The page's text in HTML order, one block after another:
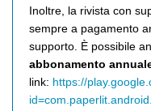
Inoltre, la rivista con
sempre a pagamento
supporto. È possibile
abbonamento
link: https://